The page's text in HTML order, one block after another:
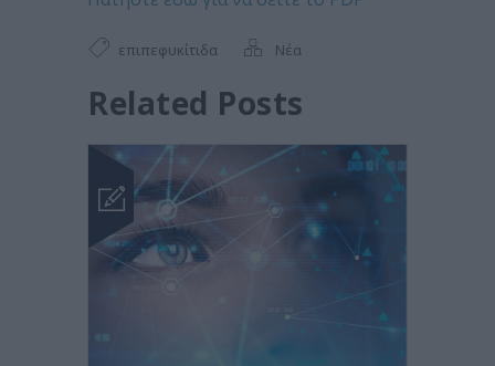
επιπεφυκίτιδα Νέα
Related Posts